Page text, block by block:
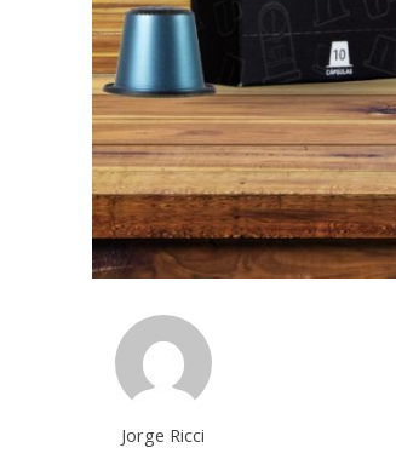
Jorge Ricci